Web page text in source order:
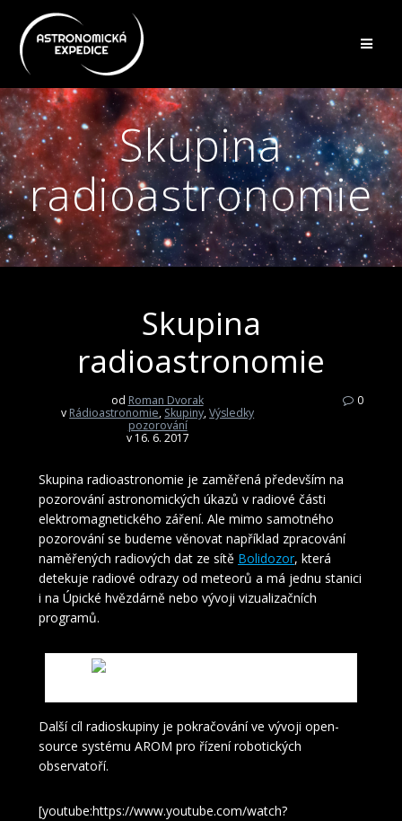
Skupina
radioastronomie
Skupina
radioastronomie
od Roman Dvorak
v Rádioastronomie, Skupiny,Výsledky
pozorování
v 16. 6. 2017
0
Skupina radioastronomie je zaměřená především na
pozorování astronomických úkazů v radiové části
elektromagnetického záření. Ale mimo samotného
pozorování se budeme věnovat například zpracování
naměřených radiových dat ze sítě Bolidozor, která
detekuje radiové odrazy od meteorů a má jednu stanici
i na Úpické hvězdárně nebo vývoji vizualizačních
programů.
Další cíl radioskupiny je pokračování ve vývoji open-
source systému AROM pro řízení robotických
observatoří.
[youtube:https://www.youtube.com/watch?